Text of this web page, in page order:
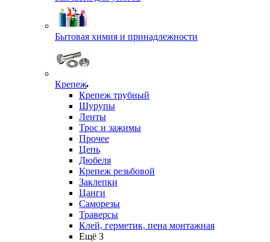
Бытовая химия и принадлежности
Крепеж
Крепеж трубный
Шурупы
Ленты
Трос и зажимы
Прочее
Цепь
Дюбеля
Крепеж резьбовой
Заклепки
Цанги
Саморезы
Траверсы
Клей, герметик, пена монтажная
Ещё 3